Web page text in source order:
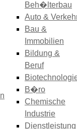
Beh�lterbau
Auto &
Bau &
Immobilien
Bildung &
Beruf
B�ro
Chemische
Industrie
Dienstleistung